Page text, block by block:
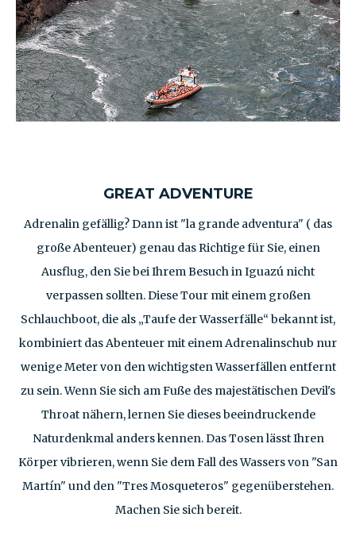
GREAT ADVENTURE
Adrenalin gefällig? Dann ist "la grande adventura" ( das
große Abenteuer) genau das Richtige für Sie, einen
Ausflug, den Sie bei Ihrem Besuch in Iguazú nicht
verpassen sollten. Diese Tour mit einem großen
Schlauchboot, die als „Taufe der Wasserfälle“ bekannt ist,
kombiniert das Abenteuer mit einem Adrenalinschub nur
wenige Meter von den wichtigsten Wasserfällen entfernt
zu sein. Wenn Sie sich am Fuße des majestätischen Devil's
Throat nähern, lernen Sie dieses beeindruckende
Naturdenkmal anders kennen. Das Tosen lässt Ihren
Körper vibrieren, wenn Sie dem Fall des Wassers von "San
Martín" und den "Tres Mosqueteros" gegenüberstehen.
Machen Sie sich bereit.